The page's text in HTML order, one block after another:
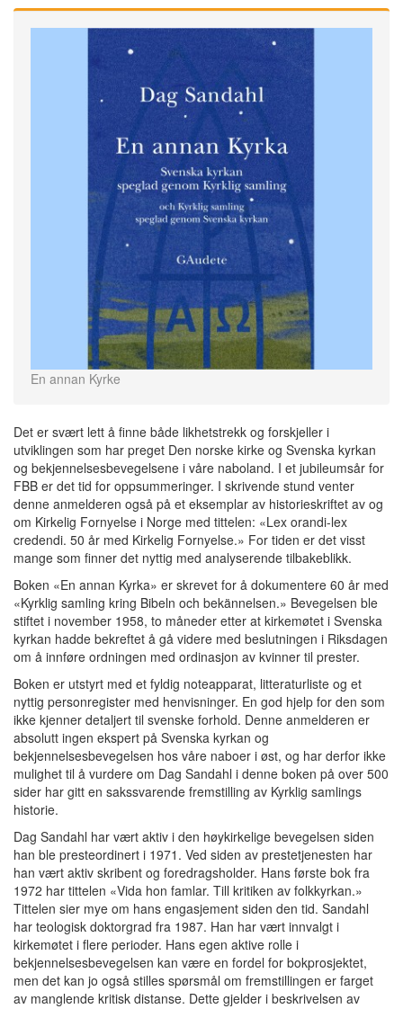
En annan Kyrke
Det er svært lett å finne både likhetstrekk og forskjeller i
utviklingen som har preget Den norske kirke og Svenska kyrkan
og bekjennelsesbevegelsene i våre naboland. I et jubileumsår for
FBB er det tid for oppsummeringer. I skrivende stund venter
denne anmelderen også på et eksemplar av historieskriftet av og
om Kirkelig Fornyelse i Norge med tittelen: «Lex orandi-lex
credendi. 50 år med Kirkelig Fornyelse.» For tiden er det visst
mange som finner det nyttig med analyserende tilbakeblikk.
Boken «En annan Kyrka» er skrevet for å dokumentere 60 år med
«Kyrklig samling kring Bibeln och bekännelsen.» Bevegelsen ble
stiftet i november 1958, to måneder etter at kirkemøtet i Svenska
kyrkan hadde bekreftet å gå videre med beslutningen i Riksdagen
om å innføre ordningen med ordinasjon av kvinner til prester.
Boken er utstyrt med et fyldig noteapparat, litteraturliste og et
nyttig personregister med henvisninger. En god hjelp for den som
ikke kjenner detaljert til svenske forhold. Denne anmelderen er
absolutt ingen ekspert på Svenska kyrkan og
bekjennelsesbevegelsen hos våre naboer i øst, og har derfor ikke
mulighet til å vurdere om Dag Sandahl i denne boken på over 500
sider har gitt en sakssvarende fremstilling av Kyrklig samlings
historie.
Dag Sandahl har vært aktiv i den høykirkelige bevegelsen siden
han ble presteordinert i 1971. Ved siden av prestetjenesten har
han vært aktiv skribent og foredragsholder. Hans første bok fra
1972 har tittelen «Vida hon famlar. Till kritiken av folkkyrkan.»
Tittelen sier mye om hans engasjement siden den tid. Sandahl
har teologisk doktorgrad fra 1987. Han har vært innvalgt i
kirkemøtet i flere perioder. Hans egen aktive rolle i
bekjennelsesbevegelsen kan være en fordel for bokprosjektet,
men det kan jo også stilles spørsmål om fremstillingen er farget
av manglende kritisk distanse. Dette gjelder i beskrivelsen av